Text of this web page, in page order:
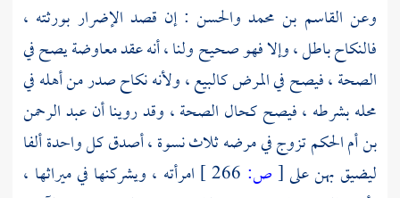
وعن القاسم بن محمد والحسن : إن قصد الإضرار بورثته ،
فالنكاح باطل ، وإلا فهو صحيح ولنا ، أنه عقد معاوضة يصح في
الصحة ، فيصح في المرض كالبيع ، ولأنه نكاح صدر من أهله في
محله بشرطه ، فيصح كحال الصحة ، وقد روينا أنعبد الرحمن
بن أم الحكمتزوج في مرضه ثلاث نسوة ، أصدق كل واحدة ألفا
ليضيق بهن على[ص:
امرأته ، ويشركنها في ميراثها ،